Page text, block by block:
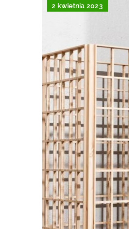
2 kwietnia 2023